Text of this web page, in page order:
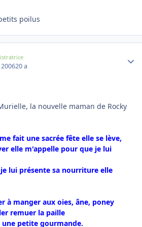
poilus
20 a
la nouvelle maman de Rocky
fait une sacrée fête elle se lève,
elle m'appelle pour que je lui
lui présente sa nourriture elle
à manger aux oies, âne, poney
remuer la paille
une petite gourmande.